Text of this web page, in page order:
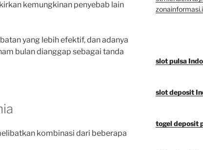
kemungkinan penyebab lain
yang lebih efektif, dan adanya
bulan dianggap sebagai tanda
kombinasi dari beberapa
slot pulsa
slot deposit
togel deposit